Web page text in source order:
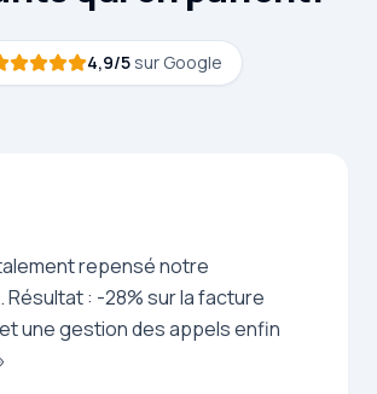
4,9/5 sur Google
repensé notre
: -28% sur la facture
une gestion des appels enfin